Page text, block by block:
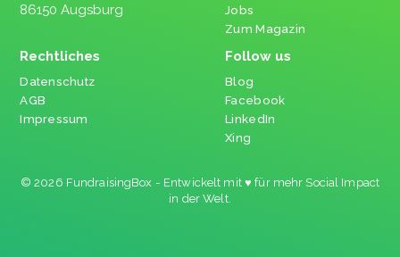
86150 Augsburg
Jobs
Zum Magazin
Rechtliches
Datenschutz
AGB
Impressum
Follow us
Blog
Facebook
LinkedIn
Xing
© 2026 FundraisingBox - Entwickelt mit ♥ für mehr Social Impact
in der Welt.